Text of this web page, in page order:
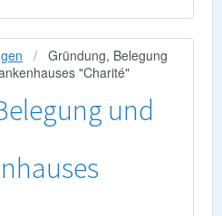
Gründung, Belegung
"Charité"
und